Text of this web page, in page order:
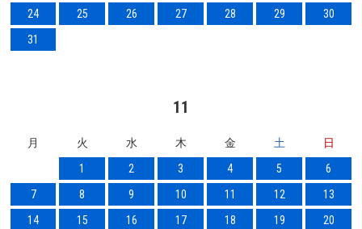
24
25 26 27 28 29
30
31
11
月 火 水 木 金 土
日
1
2 3 4 5
6
7
8 9 10 11 12
13
14
15 16 17 18 19
20